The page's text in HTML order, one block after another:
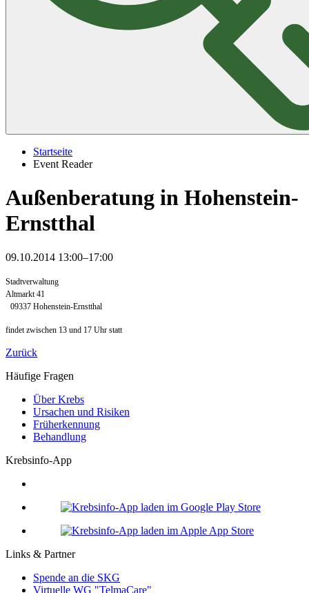
Startseite
Event Reader
Außenberatung in Hohenstein-
Ernstthal
09.10.2014 13:00–17:00
Stadtverwaltung
Altmarkt 41
09337 Hohenstein-Ernstthal
findet zwischen 13 und 17 Uhr statt
Zurück
Häufige Fragen
Über Krebs
Ursachen und Risiken
Früherkennung
Behandlung
Krebsinfo-App
Links & Partner
Spende an die SKG
Virtuelle WG "TelmaCare"